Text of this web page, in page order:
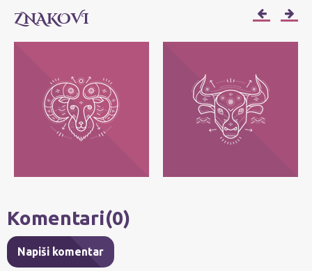
ZNAKOVI
OVAN
Njihov moto je: Ja sam! Najvažnije im je
da svako može da bude ono što jeste, bez
pretvaranja.
BIK
Njihov moto je: Ja imam - posedujem!
Najvažnije im je da zadrže ono što im
pripada.
Komentari(0)
Napiši komentar